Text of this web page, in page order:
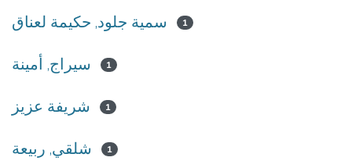
سمية جلود, حكيمة لعناق 1
سيراج, أمينة 1
شريفة عزيز 1
شلقي, ربيعة 1